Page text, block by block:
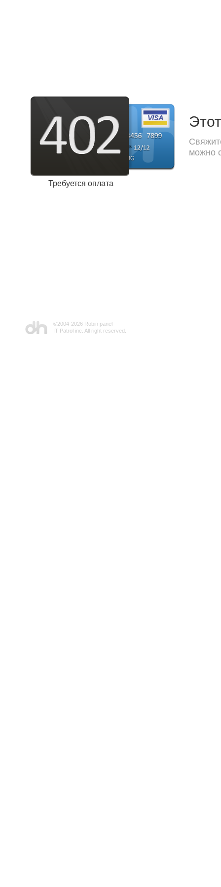
Требуется оплата
можно
©2004-2026 Robin panel
IT Patrol inc. All right reserved.